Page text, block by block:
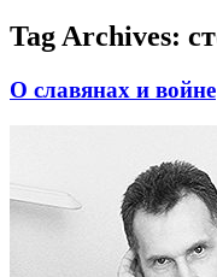
Tag Archives:
О славянах и войне